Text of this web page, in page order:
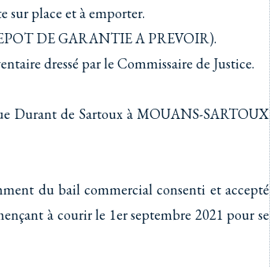
sur place et à emporter.
DE GARANTIE A PREVOIR).
dressé par le Commissaire de Justice.
Durant de Sartoux à MOUANS-SARTOUX
du bail commercial consenti et accepté
à courir le 1er septembre 2021 pour se